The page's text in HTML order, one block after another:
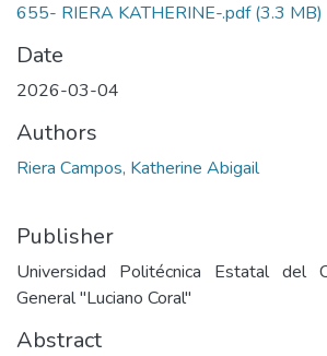
655- RIERA KATHERINE-.pdf(3.3 MB)
Date
2026-03-04
Authors
Riera Campos, Katherine Abigail
Publisher
Universidad Politécnica Estatal del
General "Luciano Coral"
Abstract